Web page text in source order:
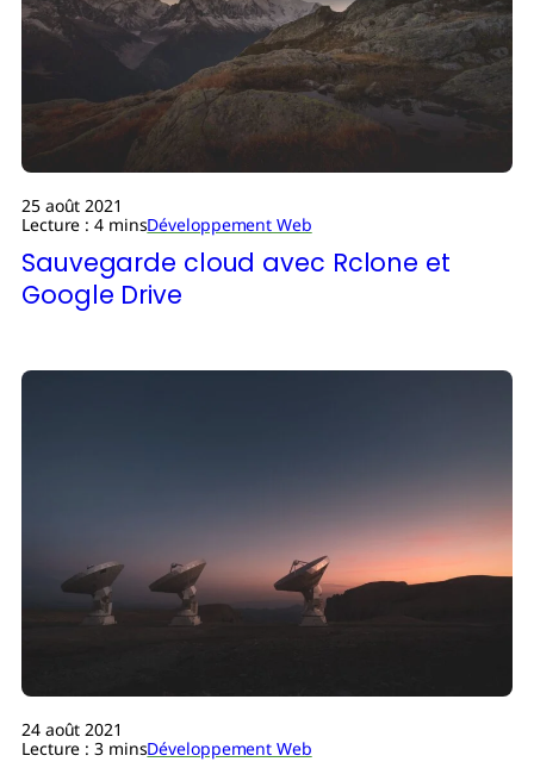
25 août 2021
Lecture : 4 minsDéveloppement Web
Sauvegarde cloud avec Rclone et
Google Drive
24 août 2021
Lecture : 3 minsDéveloppement Web